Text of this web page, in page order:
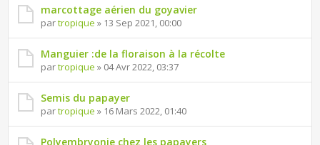
marcottage aérien du goyavier
partropique » 13 Sep 2021, 00:00
Manguier :de la floraison à la récolte
partropique » 04 Avr 2022, 03:37
Semis du papayer
partropique » 16 Mars 2022, 01:40
Polyembryonie chez les papayers